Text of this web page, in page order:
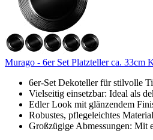
Murago - 6er Set Platzteller ca. 33cm
6er-Set Dekoteller für stilvolle
Vielseitig einsetzbar: Ideal als
Edler Look mit glänzendem
Robustes, pflegeleichtes
Großzügige Abmessungen: Mit